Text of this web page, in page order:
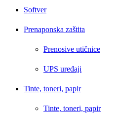
Softver
Prenaponska zaštita
Prenosive utičnice
UPS uređaji
Tinte, toneri, papir
Tinte, toneri, papir